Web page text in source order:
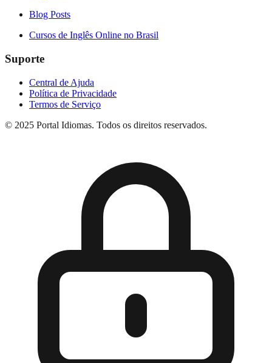
Blog Posts
Cursos de Inglês Online no Brasil
Suporte
Central de Ajuda
Política de Privacidade
Termos de Serviço
© 2025 Portal Idiomas. Todos os direitos reservados.